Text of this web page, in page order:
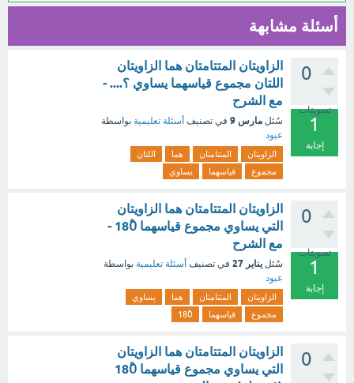
أسئلة مشابهة
0
تصويتات
1
إجابة
الزاويتان المتتامتان هما الزاويتان
اللتان مجموع قياسهما يساوي ؟.... -
مع الشرح
سُئل مارس 9 في تصنيف أسئلة تعليمية بواسطة
عبود
الزاويتان المتتامتان هما
اللتان
مجموع
قياسهما يساوي
0
تصويتات
1
إجابة
الزاويتان المتتامتان هما الزاويتان
التي يساوي مجموع قياسهما 180ْ -
مع الشرح
سُئل يناير 27 في تصنيف أسئلة تعليمية بواسطة
عبود
الزاويتان المتتامتان هما
يساوي
مجموع
قياسهما 180ْ
0
الزاويتان المتتامتان هما الزاويتان
التي يساوي مجموع قياسهما 180ْ